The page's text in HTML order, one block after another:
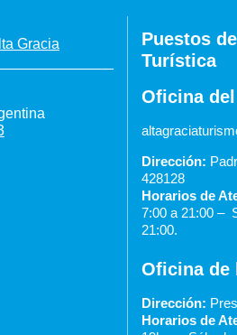
Puestos
Turística
Oficina
Dirección:
428128
Horarios de
7:00 a 21:00 –
21:00.
Oficina de
Dirección:
Horarios de